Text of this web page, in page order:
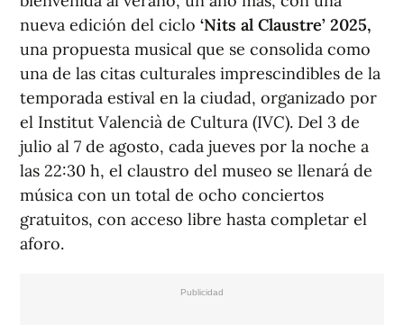
nueva edición del ciclo ‘Nits al Claustre’ 2025,
una propuesta musical que se consolida como
una de las citas culturales imprescindibles de la
temporada estival en la ciudad, organizado por
el Institut Valencià de Cultura (IVC). Del 3 de
julio al 7 de agosto, cada jueves por la noche a
las 22:30 h, el claustro del museo se llenará de
música con un total de ocho conciertos
gratuitos, con acceso libre hasta completar el
aforo.